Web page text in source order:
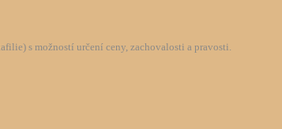
s možností určení ceny, zachovalosti a pravosti.